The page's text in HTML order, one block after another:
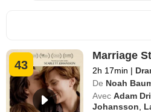
43
Marriage
2h 17min |
De Noah
Avec Adam
Johansson